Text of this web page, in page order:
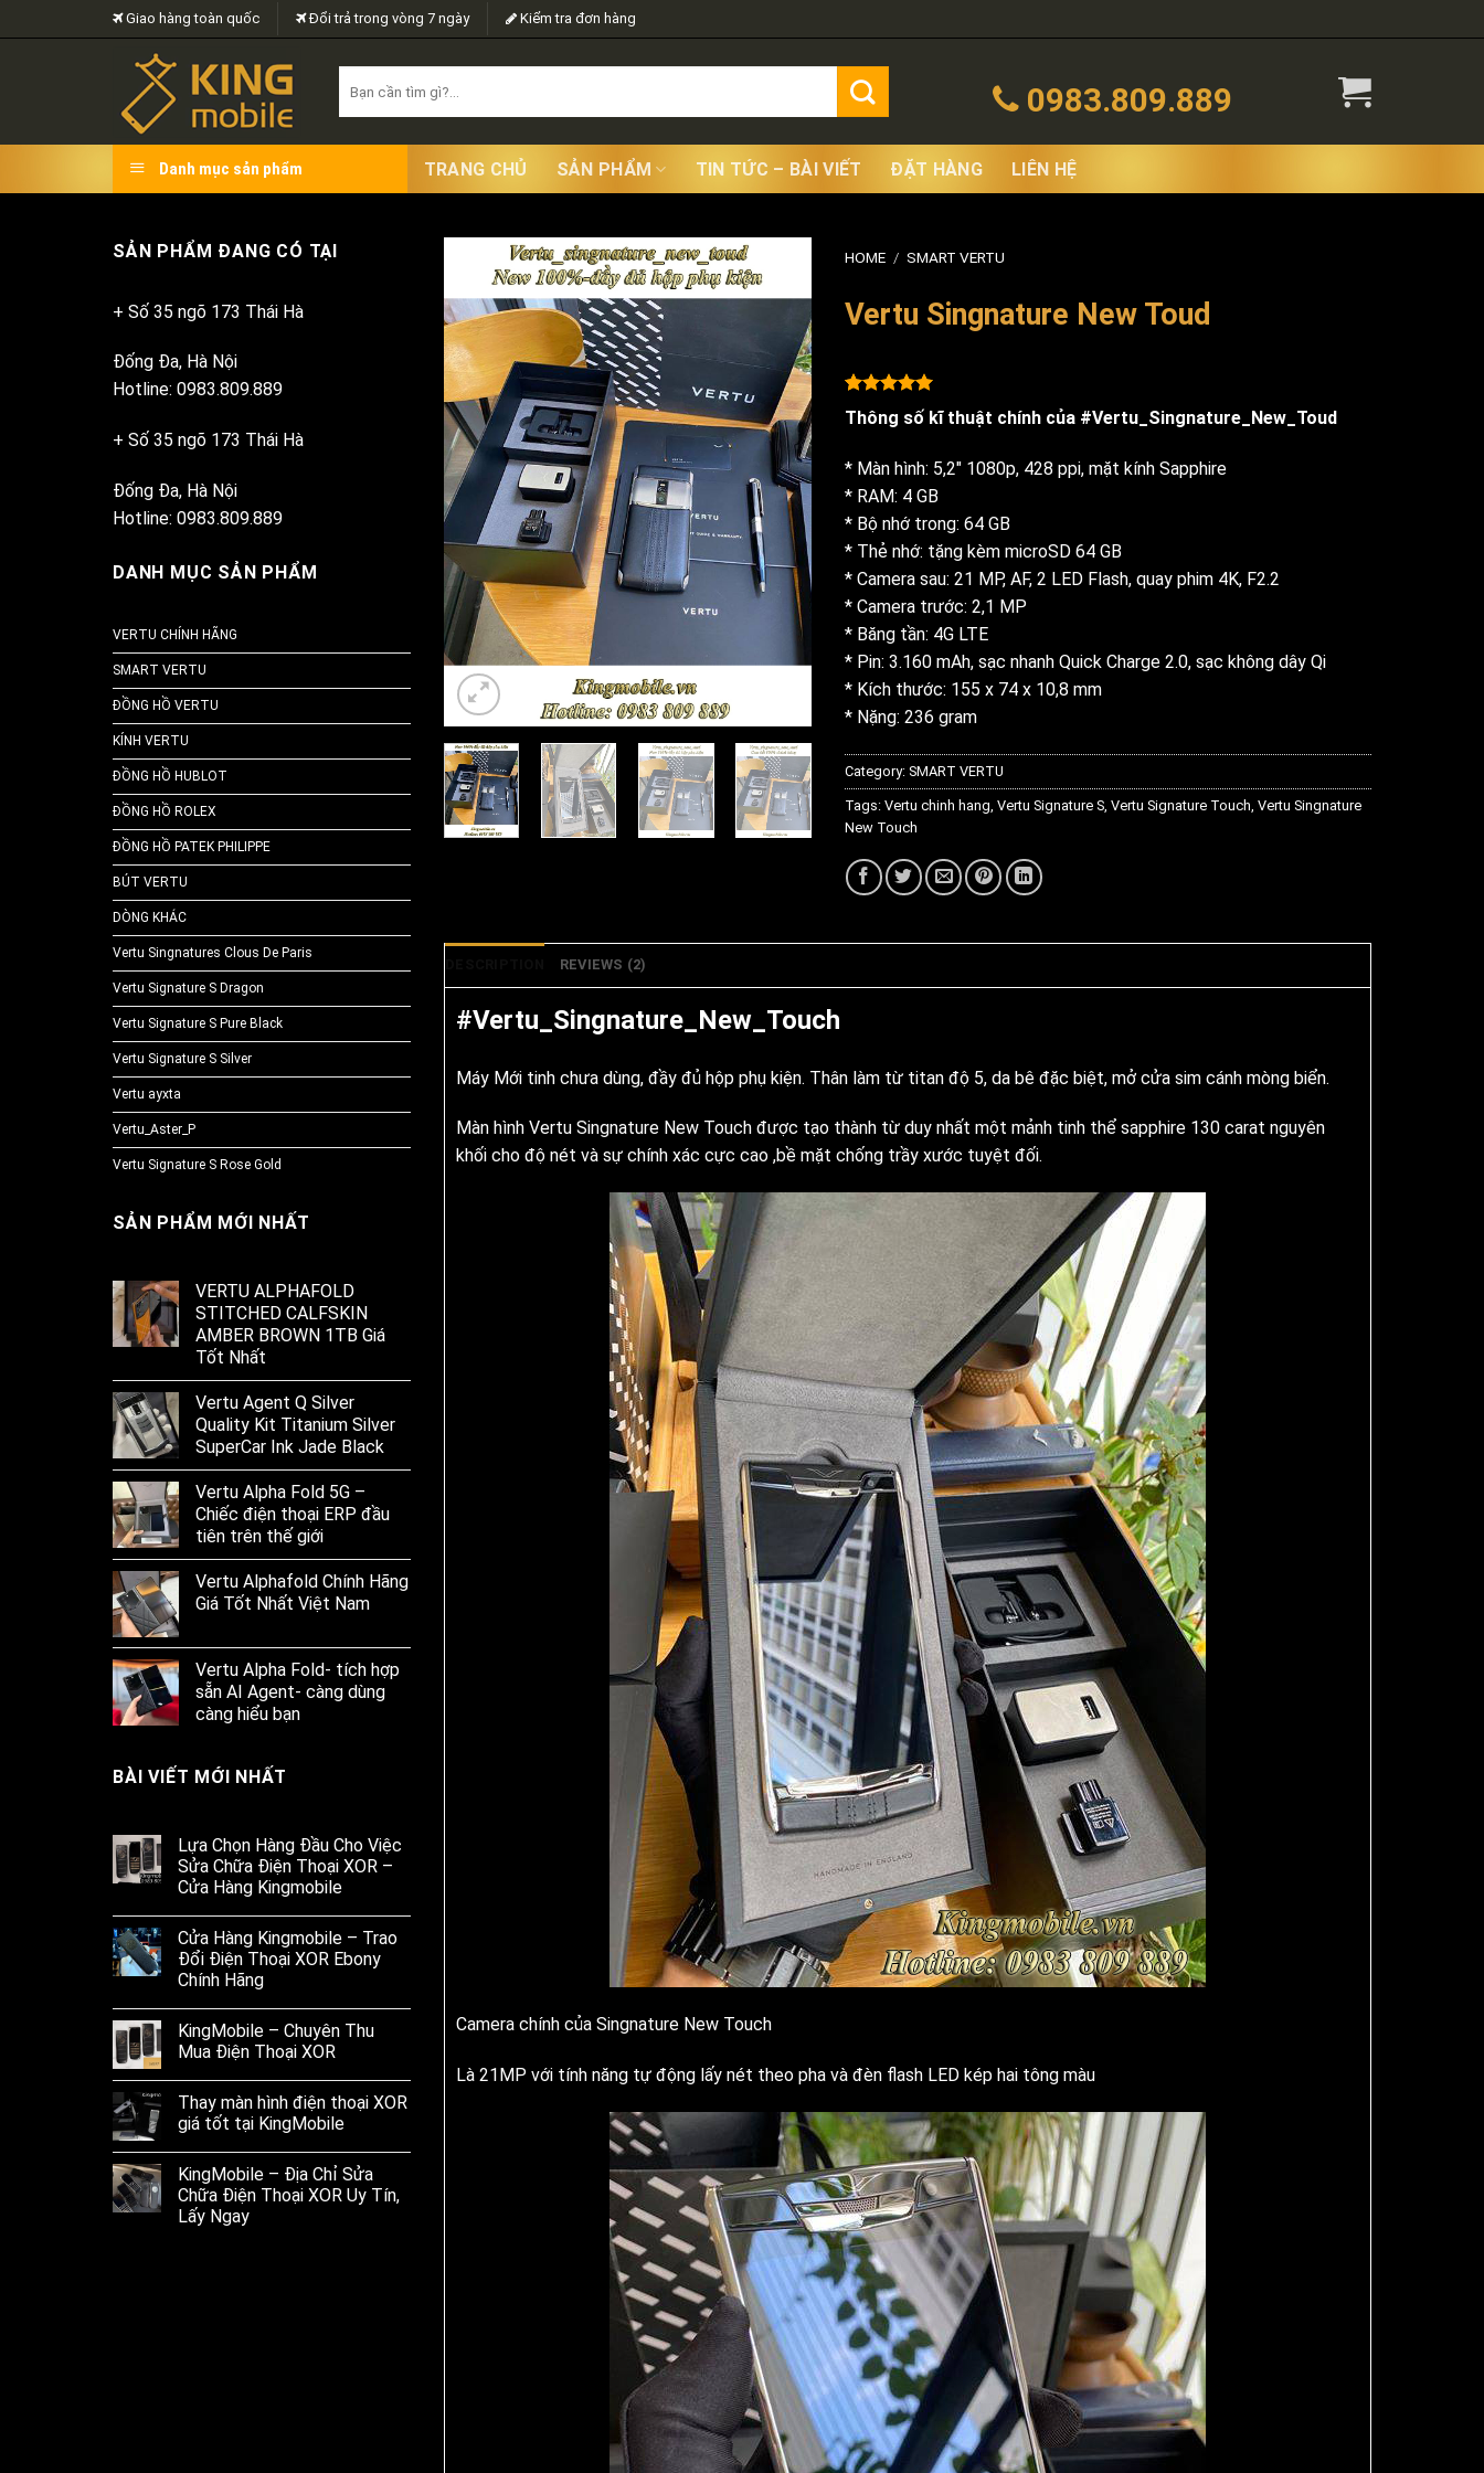
to
Giao hàng toàn quốc Đổi trả trong vòng 7 ngày Kiểm tra đơn hàng
for:
0983.809.889
Danh mục sản phẩm TRANG CHỦ SẢN PHẨM TIN TỨC – BÀI VIẾT ĐẶT HÀNG LIÊN HỆ
SẢN PHẨM ĐANG CÓ TẠI
+ Số 35 ngõ 173 Thái Hà
Đống Đa, Hà Nội
Hotline: 0983.809.889
+ Số 35 ngõ 173 Thái Hà
Đống Đa, Hà Nội
Hotline: 0983.809.889
DANH MỤC SẢN PHẨM
VERTU CHÍNH HÃNG
SMART VERTU
ĐỒNG HỒ VERTU
KÍNH VERTU
ĐỒNG HỒ HUBLOT
ĐỒNG HỒ ROLEX
ĐỒNG HỒ PATEK PHILIPPE
BÚT VERTU
DÒNG KHÁC
Vertu Singnatures Clous De Paris
Vertu Signature S Dragon
Vertu Signature S Pure Black
Vertu Signature S Silver
Vertu ayxta
Vertu_Aster_P
Vertu Signature S Rose Gold
SẢN PHẨM MỚI NHẤT
VERTU ALPHAFOLD
STITCHED CALFSKIN
AMBER BROWN 1TB Giá
Tốt Nhất
Vertu Agent Q Silver
Quality Kit Titanium Silver
SuperCar Ink Jade Black
Vertu Alpha Fold 5G –
Chiếc điện thoại ERP đầu
tiên trên thế giới
Vertu Alphafold Chính Hãng
Giá Tốt Nhất Việt Nam
Vertu Alpha Fold- tích hợp
sẵn AI Agent- càng dùng
càng hiểu bạn
BÀI VIẾT MỚI NHẤT
Lựa Chọn Hàng Đầu Cho Việc
Sửa Chữa Điện Thoại XOR –
Cửa Hàng Kingmobile
Cửa Hàng Kingmobile – Trao
Đổi Điện Thoại XOR Ebony
Chính Hãng
KingMobile – Chuyên Thu
Mua Điện Thoại XOR
Thay màn hình điện thoại XOR
giá tốt tại KingMobile
KingMobile – Địa Chỉ Sửa
Chữa Điện Thoại XOR Uy Tín,
Lấy Ngay
HOME / SMART VERTU
Vertu Singnature New Toud
Rated
5.00
out of 5
2
customer
ratings
Thông số kĩ thuật chính của #Vertu_Singnature_New_Toud
* Màn hình: 5,2″ 1080p, 428 ppi, mặt kính Sapphire
* RAM: 4 GB
* Bộ nhớ trong: 64 GB
* Thẻ nhớ: tặng kèm microSD 64 GB
* Camera sau: 21 MP, AF, 2 LED Flash, quay phim 4K, F2.2
* Camera trước: 2,1 MP
* Băng tần: 4G LTE
* Pin: 3.160 mAh, sạc nhanh Quick Charge 2.0, sạc không dây Qi
* Kích thước: 155 x 74 x 10,8 mm
* Nặng: 236 gram
Category: SMART VERTU
Tags: Vertu chinh hang Vertu Signature S, Vertu Signature Touch Vertu Singnature
New Touch
REVIEWS (2)
#Vertu_Singnature_New_Touch
Máy Mới tinh chưa dùng, đầy đủ hộp phụ kiện. Thân làm từ titan độ 5, da bê đặc biệt, mở cửa sim cánh mòng biển.
Màn hình Vertu Singnature New Touch được tạo thành từ duy nhất một mảnh tinh thể sapphire 130 carat nguyên
khối cho độ nét và sự chính xác cực cao ,bề mặt chống trầy xước tuyệt đối.
Camera chính của Singnature New Touch
Là 21MP với tính năng tự động lấy nét theo pha và đèn flash LED kép hai tông màu